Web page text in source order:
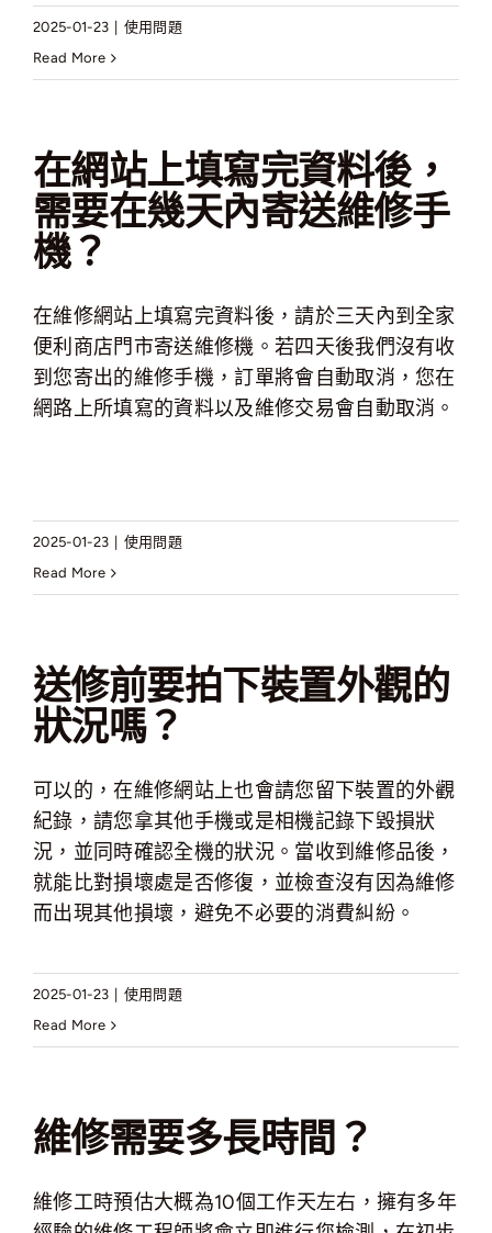
2025-01-23
使用問題
Read More
在網站上填寫完資料後，
需要在幾天內寄送維修手
機？
在維修網站上填寫完資料後，請於三天內到全家
便利商店門市寄送維修機。若四天後我們沒有收
到您寄出的維修手機，訂單將會自動取消，您在
網路上所填寫的資料以及維修交易會自動取消。
2025-01-23
使用問題
Read More
送修前要拍下裝置外觀的
狀況嗎？
可以的，在維修網站上也會請您留下裝置的外觀
紀錄，請您拿其他手機或是相機記錄下毀損狀
況，並同時確認全機的狀況。當收到維修品後，
就能比對損壞處是否修復，並檢查沒有因為維修
而出現其他損壞，避免不必要的消費糾紛。
2025-01-23
使用問題
Read More
維修需要多長時間？
維修工時預估大概為10個工作天左右，擁有多年